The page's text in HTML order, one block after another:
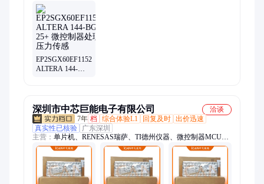
isplsi1032-80lt、isplsi1024ea-125lt100、军工电子元器件
EP2SGX60EF1152C3N
ALTERA 144-
深圳市中芯巨能电子有限公司
洽谈
7年 档 综合体验L1 回复及时 出价迅速
真实性已核验
广东深圳
主营： 单片机、RENESAS瑞萨、TI德州仪器、微控制器MCU、
ADI亚德诺、国产芯片替代、XILINX/赛灵思、可编程逻辑器
件、电源芯片、接口芯片、DSP数字信号处理器、时钟芯片、中
科芯、阿尔特拉、存储芯片、以太网控制芯片、射频芯片、恩智
浦、ST意法、中微爱芯、转换芯片、芯科、三星存储